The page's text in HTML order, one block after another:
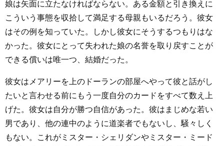
娘は矢面に立たなければならない。ある金額と引き換えに
こういう事態を収拾して満足する母親もいるだろう。彼女
はその例を知っていた。しかし彼女にそうするつもりはな
かった。彼女にとって失われた娘の名誉を取り戻すことが
できる償いは唯一つ、結婚だった。
彼女はメアリーを上のドーランの部屋へやって彼と話がし
たいと言わせる前にもう一度自分のカードをすべて数え上
げた。彼女は自分が勝つ自信があった。彼はまじめな若い
男であり、他の連中のように道楽者でもないし、騒々しく
もない。これがミスター・シェリダンやミスター・ミード